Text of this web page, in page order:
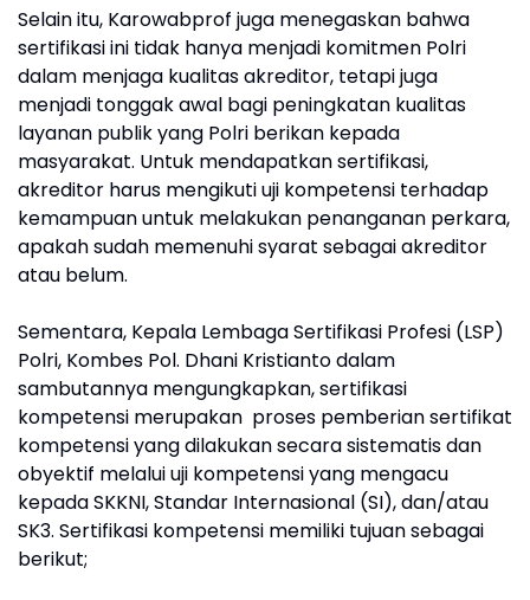
Selain itu, Karowabprof juga menegaskan bahwa
sertifikasi ini tidak hanya menjadi komitmen Polri
dalam menjaga kualitas akreditor, tetapi juga
menjadi tonggak awal bagi peningkatan kualitas
layanan publik yang Polri berikan kepada
masyarakat. Untuk mendapatkan sertifikasi,
akreditor harus mengikuti uji kompetensi terhadap
kemampuan untuk melakukan penanganan perkara,
apakah sudah memenuhi syarat sebagai akreditor
atau belum.
Sementara, Kepala Lembaga Sertifikasi Profesi (LSP)
Polri, Kombes Pol. Dhani Kristianto dalam
sambutannya mengungkapkan, sertifikasi
kompetensi merupakan proses pemberian sertifikat
kompetensi yang dilakukan secara sistematis dan
obyektif melalui uji kompetensi yang mengacu
kepada SKKNI, Standar Internasional (SI), dan/atau
SK3. Sertifikasi kompetensi memiliki tujuan sebagai
berikut;